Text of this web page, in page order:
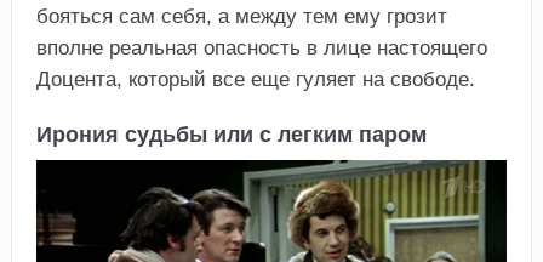
бояться сам себя, а между тем ему грозит
вполне реальная опасность в лице настоящего
Доцента, который все еще гуляет на свободе.
Ирония судьбы или с легким паром